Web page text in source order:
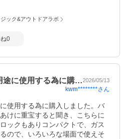
ック&アウトドアラボ
0
途に使用する為に購…2026/05/13
kwm********さん
使用する為に購入しました。バ
けに重宝すると聞き、こちらに
ックもありコンパクトで、ガス
ので、いろいろな場面で使えそ